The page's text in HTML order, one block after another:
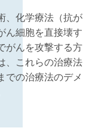
、化学療法（抗が
ん細胞を直接壊す
がんを攻撃する方
、これらの治療法
での治療法のデメ